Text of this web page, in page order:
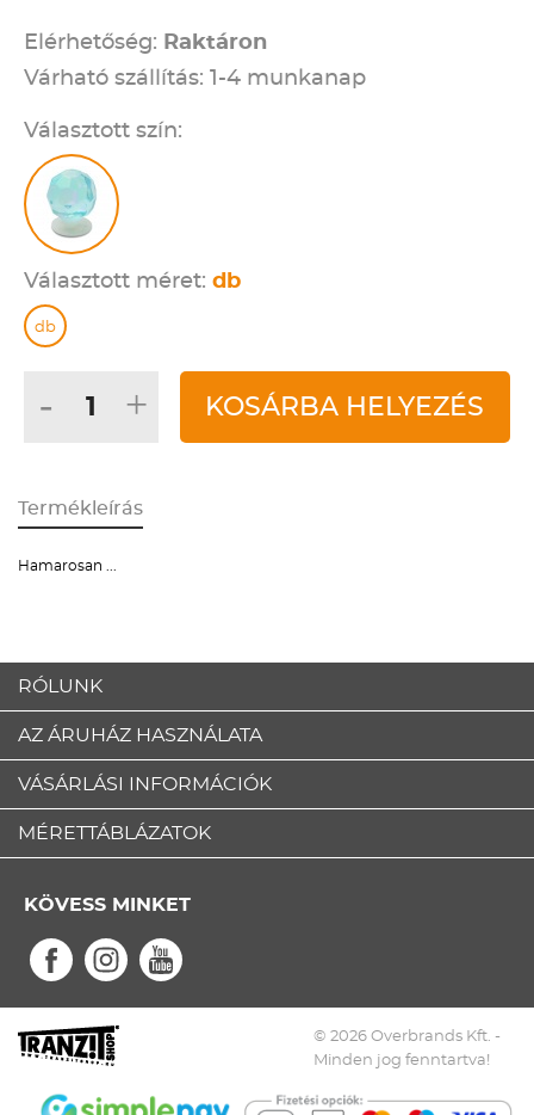
Elérhetőség: Raktáron
Várható szállítás: 1-4 munkanap
Választott szín:
Választott méret: db
db
- + KOSÁRBA HELYEZÉS
Termékleírás
Hamarosan ...
RÓLUNK
AZ ÁRUHÁZ HASZNÁLATA
VÁSÁRLÁSI INFORMÁCIÓK
MÉRETTÁBLÁZATOK
KÖVESS MINKET
© 2026 Overbrands Kft. -
Minden jog fenntartva!